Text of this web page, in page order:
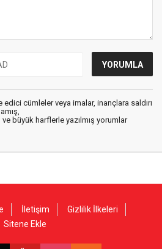
cümleler veya imalar, inançlara saldırı
büyük harflerle yazılmış yorumlar
İletişim
Gizlilik İlkeleri
Sitene Ekle